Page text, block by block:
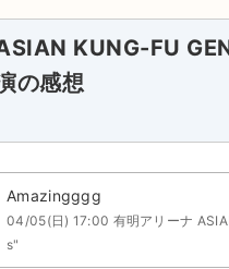
KUNG-FU
の感想
Amazingggg
04/05(日) 17:00 有明アリーナ
s"